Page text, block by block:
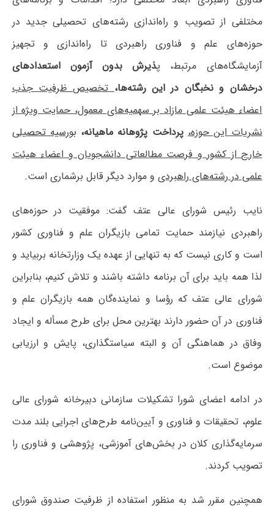
مختلفی از تصویب و راه‌اندازی رشته‌های تحصیلی جدید در
حوزه‌های علم و فناوری راهبردی تا راه‌اندازی و تجهیز
آزمایشگاه‌های مرتبط، پذیرش بدون آزمون استعدادهای
درخشان و نخبگان در این رشته‌ها،تخصیص ظرفیت جذب
اعضاء هیئت علمی مازاد بر سهمیه‌های معمول، حمایت ویژه از
نشریات این حوزه، پرداخت پژوهانه ماهیانه، بورسیه تحصیلی
خارج از کشور و فرصت مطالعاتی دانشجویان و اعضاء هیئت
علمی در رشته‌های راهبردی و موارد دیگر قابل برشماری است.
نایب رئیس شورای عالی عتف گفت: موفقیت در حوزه‌های
راهبردی نیازمند حمایت تمامی بازیگران علم و فناوری کشور
است و کاری نیست که به تنهایی از عهده یک وزارتخانه بربیاید و
لذا همه باید برای آن برنامه داشته باشند و تلاش کنیم، بنابراین
شورای عالی عتف که رؤسا و نماینده‌گان همه بازیگران علم و
فناوری در آن حضور دارند بهترین محل برای طرح مسأله و ایجاد
وفاق در هماهنگی آن و البته سیاستگذاری، پایش و ارزیابی
موضوع است.
در ادامه اعضای شورا تشکیلات سازمانی دبیرخانه شورای عالی
علوم، تحقیقات و فناوری و آیین‌نامه طرح‌های اجرایی بلند مدت
سرمایه‌گذاری کلان در بخش‌های آموزشی، پژوهشی و فناوری را
تصویب کردند.
همچنین مقرر شد به منظور استفاده از ظرفیت صندوق شورای